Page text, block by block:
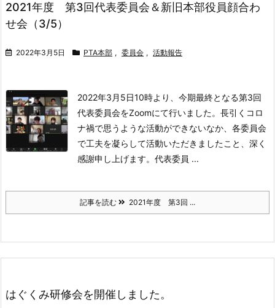
2021年度 第3回代表委員会＆新旧本部役員顔合わ
せ会（3/5）
2022年3月5日 PTA本部 , 委員会 , 活動報告
2022年3月5日10時より、今期最終となる第3回
代表委員会をZoomにて行いました。 長引くコロ
ナ禍で思うような活動ができないなか、各委員会
で工夫を凝らして活動いただきましたこと、深く
感謝申し上げます。 代表委員 ...
記事を読む 2021年度 第3回 ...
はぐくみ研修会を開催しました。